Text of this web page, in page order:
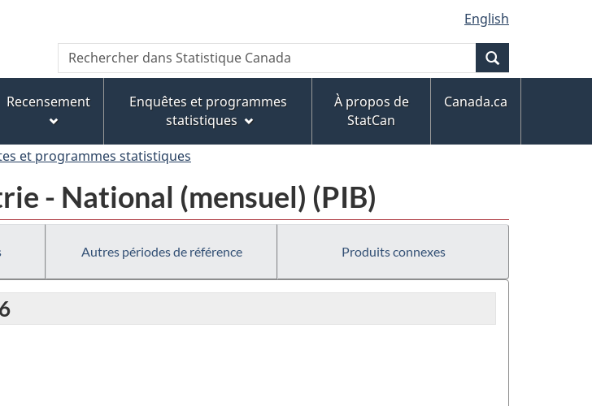
au
contenu
principal
« À
propos
de
ce
version
HTML
simplifiée
English
Recherche
Rechercher
dans
Canada
Recensement
Enquêtes et programmes
statistiques
À propos de
StatCan
Canada.ca
et programmes statistiques
- National (mensuel) (PIB)
Autres périodes de référence Produits connexes